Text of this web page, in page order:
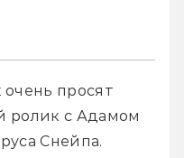
просят
ролик с Адамом
Снейпа.